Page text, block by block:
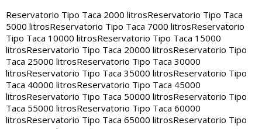
Reservatorio Tipo Taca 2000 litrosReservatorio Tipo Taca
5000 litrosReservatorio Tipo Taca 7000 litrosReservatorio
Tipo Taca 10000 litrosReservatorio Tipo Taca 15000
litrosReservatorio Tipo Taca 20000 litrosReservatorio Tipo
Taca 25000 litrosReservatorio Tipo Taca 30000
litrosReservatorio Tipo Taca 35000 litrosReservatorio Tipo
Taca 40000 litrosReservatorio Tipo Taca 45000
litrosReservatorio Tipo Taca 50000 litrosReservatorio Tipo
Taca 55000 litrosReservatorio Tipo Taca 60000
litrosReservatorio Tipo Taca 65000 litrosReservatorio Tipo